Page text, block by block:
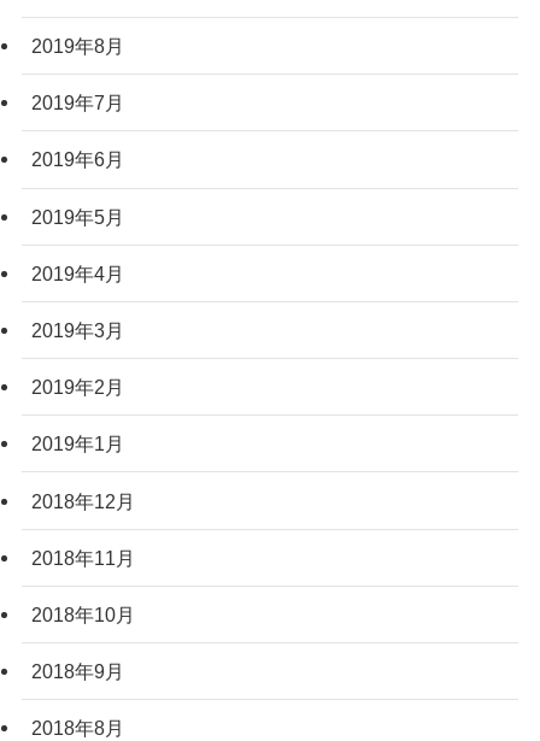
2019年8月
2019年7月
2019年6月
2019年5月
2019年4月
2019年3月
2019年2月
2019年1月
2018年12月
2018年11月
2018年10月
2018年9月
2018年8月